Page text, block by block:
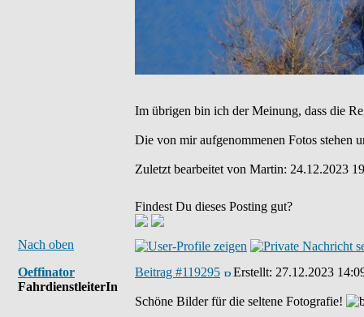
Im übrigen bin ich der Meinung, dass die
Die von mir aufgenommenen Fotos stehen
Zuletzt bearbeitet von Martin: 24.12.2023
Findest Du dieses Posting gut?
Nach oben
Oeffinator
FahrdienstleiterIn
Beitrag #119295 Erstellt: 27.12.2023
Schöne Bilder für die seltene Fotografie!